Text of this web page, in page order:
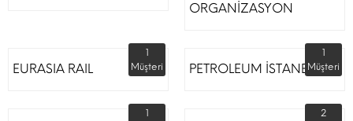
ORGANİZASYON
EURASIA RAIL
1
Müşteri
PETROLEUM İSTANBUL
1
Müşteri
1
2